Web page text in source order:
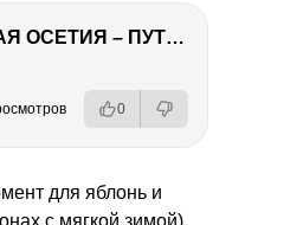
СЕВЕРНАЯ ОСЕТИЯ – ПУТЕШЕСТВИЕ НА КАВКАЗ часть 4
0
для яблонь и
с мягкой зимой),